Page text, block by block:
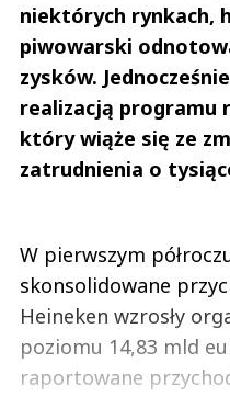
niektórych rynkach,
piwowarski
zysków.
realizacją programu
który wiąże się ze
zatrudnienia o
W pierwszym
skonsolidowane
Heineken wzrosły
poziomu 14,83 mld
raportowane